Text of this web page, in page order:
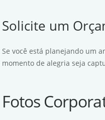
Solicite um
Se você está planejando um
momento de alegria seja
Fotos